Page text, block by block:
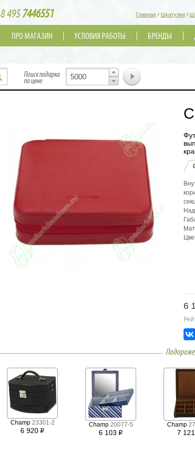
8 4957446551 Главная / Шкатулки /
ПРО МАГАЗИН УСЛОВИЯ РАБОТЫ БРЕНДЫ
Поиск подарка
по цене:
6
Champ 23301-2
6 920 i
Champ 20077-5
6 103 i
Champ
7 121